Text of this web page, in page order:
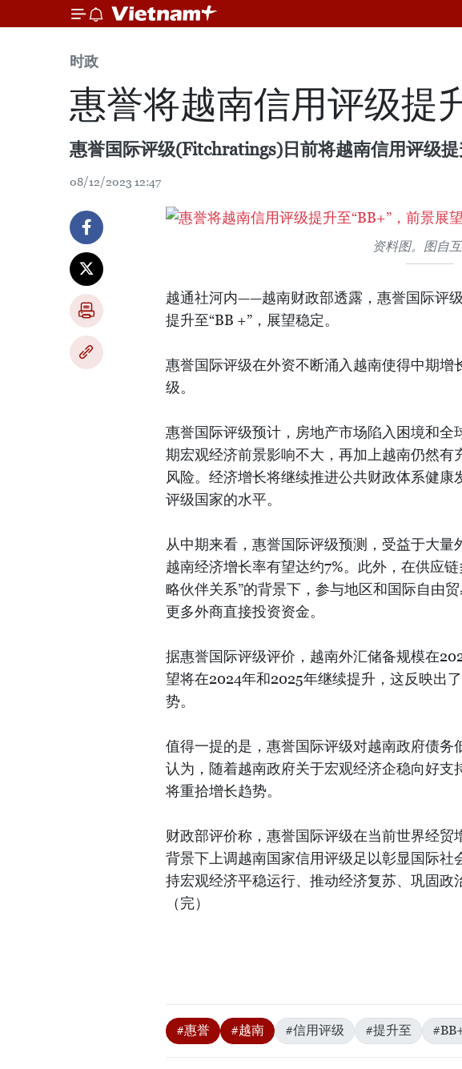
时政
惠誉将越南信用评级提
惠誉国际评级(Fitchratings)日前将越南信用评级提
08/12/2023 12:47
资料图。图自
越通社河内——越南财政部透露，惠誉国际评
提升至“BB +”，展望稳定。
惠誉国际评级在外资不断涌入越南使得中期
级。
惠誉国际评级预计，房地产市场陷入困境和全
期宏观经济前景影响不大，再加上越南仍然有
风险。经济增长将继续推进公共财政体系健
评级国家的水平。
从中期来看，惠誉国际评级预测，受益于大量
越南经济增长率有望达约7%。此外，在供应
略伙伴关系”的背景下，参与地区和国际自由
更多外商直接投资资金。
据惠誉国际评级评价，越南外汇储备规模在
望将在2024年和2025年继续提升，这反映出
势。
值得一提的是，惠誉国际评级对越南政府债
认为，随着越南政府关于宏观经济企稳向好
将重拾增长趋势。
财政部评价称，惠誉国际评级在当前世界经
背景下上调越南国家信用评级足以彰显国际社
持宏观经济平稳运行、推动经济复苏、巩固
（完）
#惠誉 #越南 #信用评级 #提升至